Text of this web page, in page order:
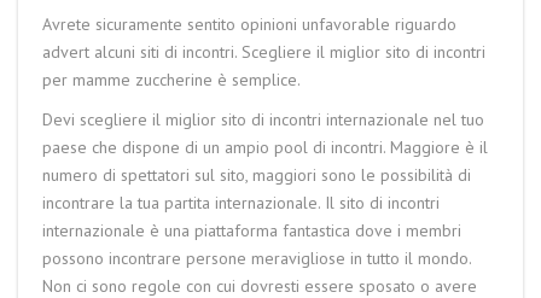
Avrete sicuramente sentito opinioni unfavorable riguardo
advert alcuni siti di incontri. Scegliere il miglior sito di incontri
per mamme zuccherine è semplice.
Devi scegliere il miglior sito di incontri internazionale nel tuo
paese che dispone di un ampio pool di incontri. Maggiore è il
numero di spettatori sul sito, maggiori sono le possibilità di
incontrare la tua partita internazionale. Il sito di incontri
internazionale è una piattaforma fantastica dove i membri
possono incontrare persone meravigliose in tutto il mondo.
Non ci sono regole con cui dovresti essere sposato o avere